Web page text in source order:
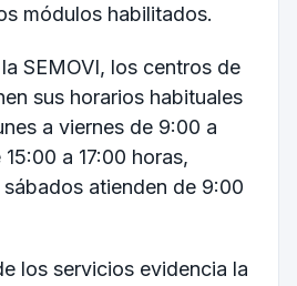
módulos habilitados.
SEMOVI, los centros de
sus horarios habituales
a viernes de 9:00 a
a 17:00 horas,
atienden de 9:00
los servicios evidencia la